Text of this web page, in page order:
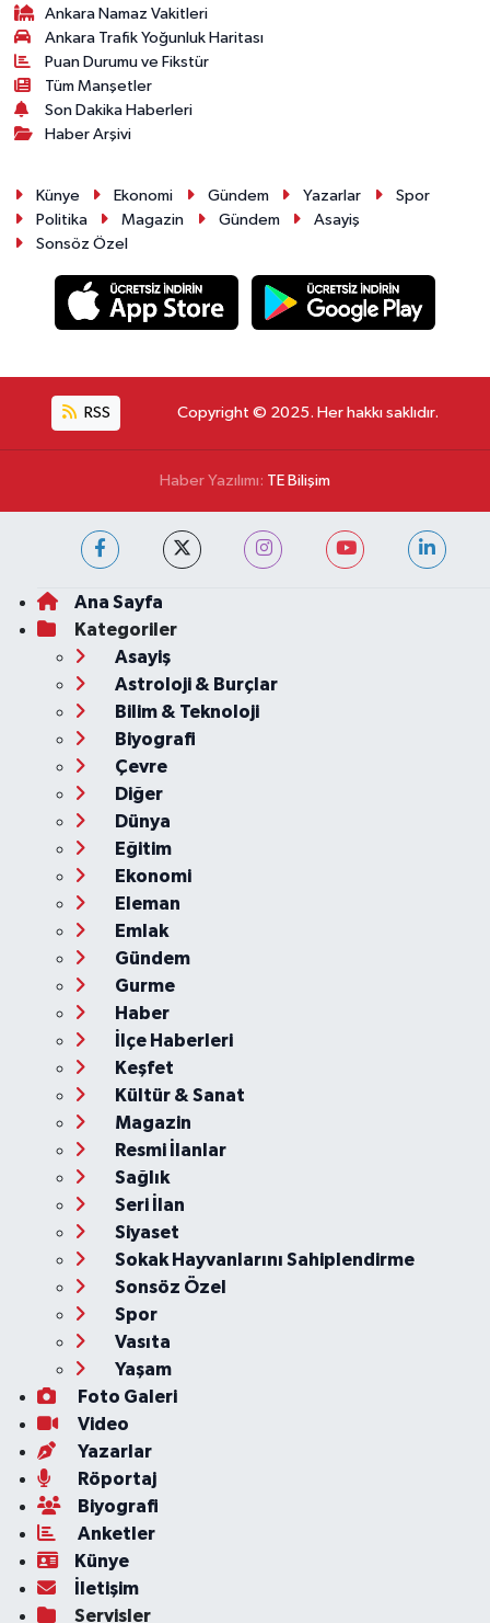
Ankara Namaz Vakitleri
Ankara Trafik Yoğunluk Haritası
Puan Durumu ve Fikstür
Tüm Manşetler
Son Dakika Haberleri
Haber Arşivi
Künye Ekonomi Gündem Yazarlar
Spor
Politika
Magazin Gündem
Asayiş
Sonsöz Özel
RSS Copyright © 2025. Her hakkı saklıdır.
Haber Yazılımı: TE Bilişim
Ana Sayfa
Kategoriler
Asayiş
Astroloji & Burçlar
Bilim & Teknoloji
Biyografi
Çevre
Diğer
Dünya
Eğitim
Ekonomi
Eleman
Emlak
Gündem
Gurme
Haber
İlçe Haberleri
Keşfet
Kültür & Sanat
Magazin
Resmi İlanlar
Sağlık
Seri İlan
Siyaset
Sokak Hayvanlarını Sahiplendirme
Sonsöz Özel
Spor
Vasıta
Yaşam
Foto Galeri
Video
Yazarlar
Röportaj
Biyografi
Anketler
Künye
İletişim
Servisler